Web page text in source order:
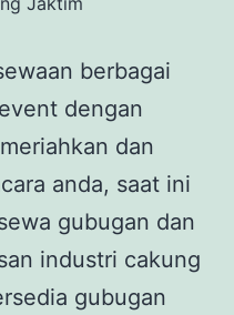
berbagai
dengan
dan
anda, saat ini
gubugan dan
industri cakung
gubugan